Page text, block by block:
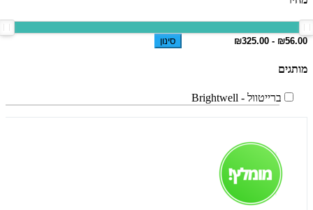
סינון
מותגים
ברייטוול - Brightwell